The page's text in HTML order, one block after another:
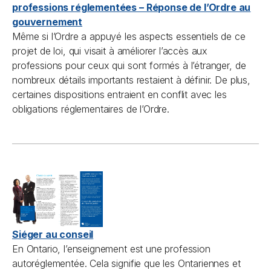
professions réglementées – Réponse de l’Ordre au
gouvernement
Même si l’Ordre a appuyé les aspects essentiels de ce
projet de loi, qui visait à améliorer l’accès aux
professions pour ceux qui sont formés à l’étranger, de
nombreux détails importants restaient à définir. De plus,
certaines dispositions entraient en conflit avec les
obligations réglementaires de l’Ordre.
Siéger au conseil
En Ontario, l’enseignement est une profession
autoréglementée. Cela signifie que les Ontariennes et